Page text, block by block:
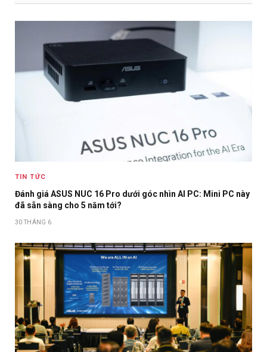
TIN TỨC
Đánh giá ASUS NUC 16 Pro dưới góc nhìn AI PC: Mini PC này
đã sẵn sàng cho 5 năm tới?
30 THÁNG 6